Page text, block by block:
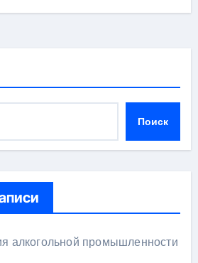
Поиск
алкогольной промышленности